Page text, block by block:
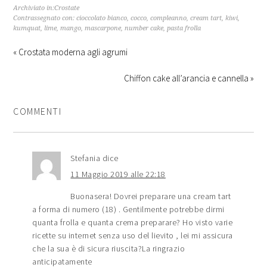
Archiviato in:Crostate
Contrassegnato con:cioccolato bianco,cocco,compleanno,cream tart,kiwi,
kumquat, lime,mango,mascarpone,number cake,pasta frolla
« Crostata moderna agli agrumi
Chiffon cake all’arancia e cannella »
COMMENTI
Stefania dice
11 Maggio 2019 alle 22:18
Buonasera! Dovrei preparare una cream tart
a forma di numero (18) . Gentilmente potrebbe dirmi
quanta frolla e quanta crema preparare? Ho visto varie
ricette su internet senza uso del lievito , lei mi assicura
che la sua è di sicura riuscita?La ringrazio
anticipatamente